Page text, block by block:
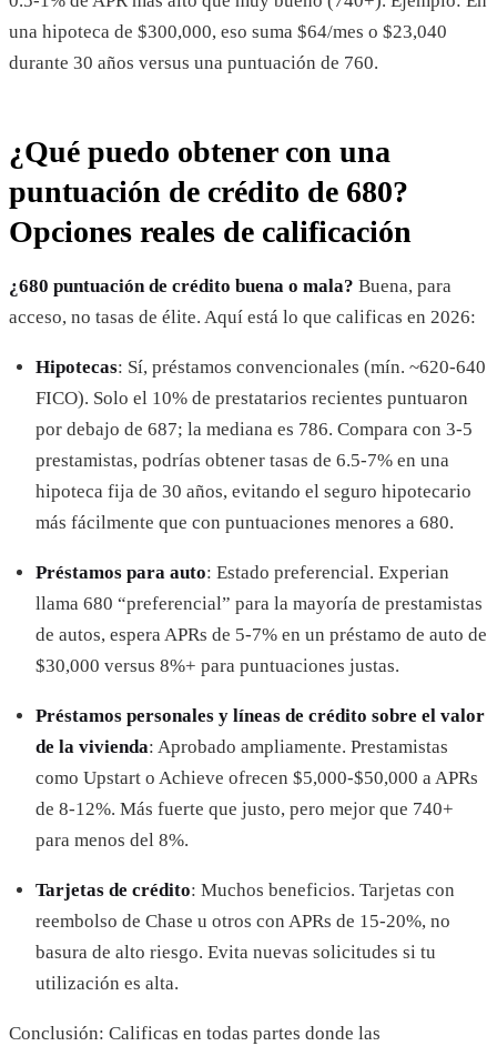
una hipoteca de $300,000, eso suma $64/mes o $23,040
durante 30 años versus una puntuación de 760.
¿Qué puedo obtener con una
puntuación de crédito de 680?
Opciones reales de calificación
¿680 puntuación de crédito buena o mala? Buena, para
acceso, no tasas de élite. Aquí está lo que calificas en 2026:
Hipotecas: Sí, préstamos convencionales (mín. ~620-640
FICO). Solo el 10% de prestatarios recientes puntuaron
por debajo de 687; la mediana es 786. Compara con 3-5
prestamistas, podrías obtener tasas de 6.5-7% en una
hipoteca fija de 30 años, evitando el seguro hipotecario
más fácilmente que con puntuaciones menores a 680.
Préstamos para auto: Estado preferencial. Experian
llama 680 “preferencial” para la mayoría de prestamistas
de autos, espera APRs de 5-7% en un préstamo de auto de
$30,000 versus 8%+ para puntuaciones justas.
Préstamos personales y líneas de crédito sobre el valor
de la vivienda: Aprobado ampliamente. Prestamistas
como Upstart o Achieve ofrecen $5,000-$50,000 a APRs
de 8-12%. Más fuerte que justo, pero mejor que 740+
para menos del 8%.
Tarjetas de crédito: Muchos beneficios. Tarjetas con
reembolso de Chase u otros con APRs de 15-20%, no
basura de alto riesgo. Evita nuevas solicitudes si tu
utilización es alta.
Conclusión: Calificas en todas partes donde las